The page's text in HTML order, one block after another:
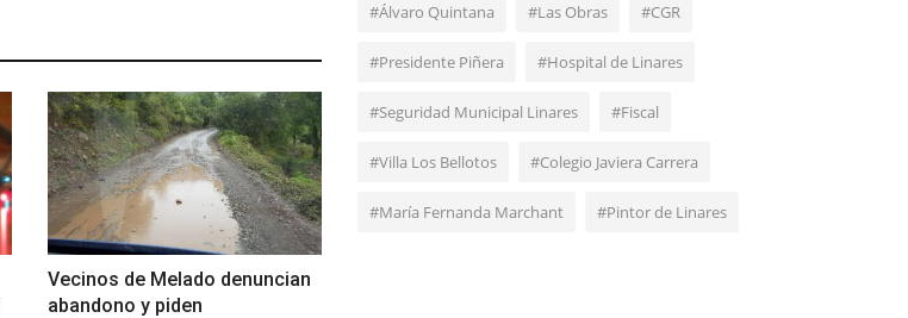
Vecinos de Melado denuncian
abandono y piden
#Álvaro Quintana #Las Obras #CGR
#Presidente Piñera #Hospital de Linares
#Seguridad Municipal Linares #Fiscal
#Villa Los Bellotos #Colegio Javiera Carrera
#María Fernanda Marchant #Pintor de Linares